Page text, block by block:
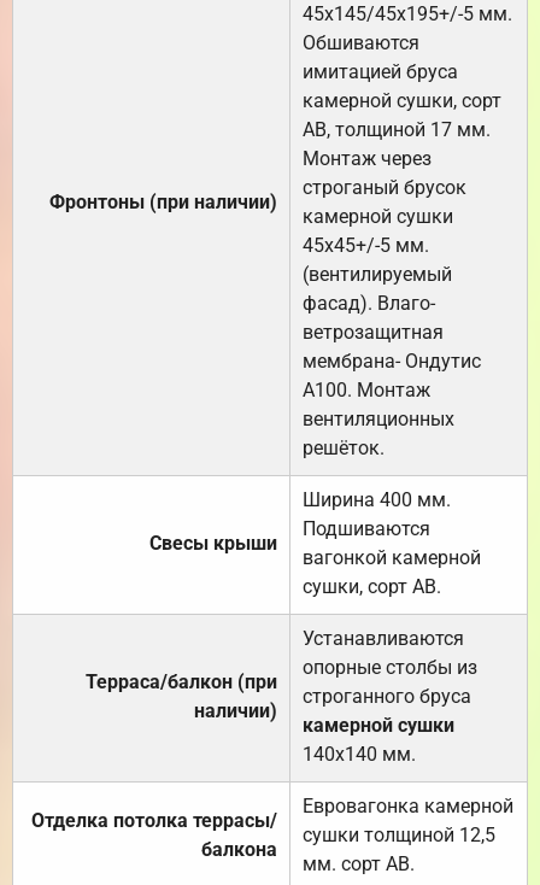
Фронтоны (при наличии)
45х145/45х195+/-5 мм.
Обшиваются
имитацией бруса
камерной сушки, сорт
АВ, толщиной 17 мм.
Монтаж через
строганый брусок
камерной сушки
45х45+/-5 мм.
(вентилируемый
фасад). Влаго-
ветрозащитная
мембрана- Ондутис
А100. Монтаж
вентиляционных
решёток.
Свесы крыши
Ширина 400 мм.
Подшиваются
вагонкой камерной
сушки, сорт АВ.
Терраса/балкон (при
наличии)
Устанавливаются
опорные столбы из
строганного бруса
камерной сушки
140х140 мм.
Отделка потолка террасы/
балкона
Евровагонка камерной
сушки толщиной 12,5
мм. сорт АВ.